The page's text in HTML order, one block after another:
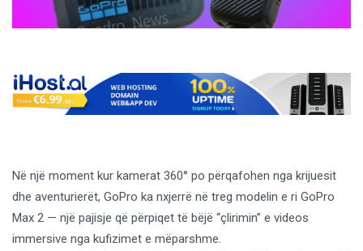
Në një moment kur kamerat 360° po përqafohen nga krijuesit
dhe aventurierët, GoPro ka nxjerrë në treg modelin e ri GoPro
Max 2 — një pajisje që përpiqet të bëjë “çlirimin” e videos
immersive nga kufizimet e mëparshme.